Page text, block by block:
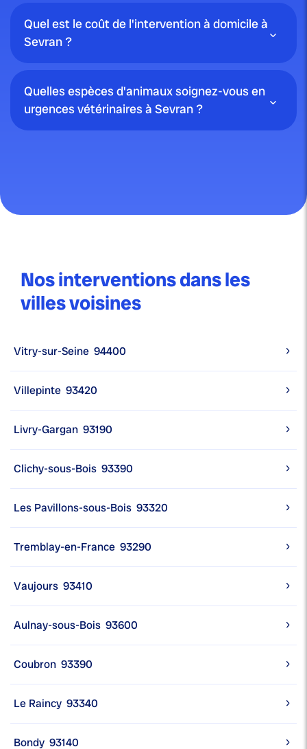
Quel est le coût de l'intervention à domicile à
Sevran ?
Quelles espèces d'animaux soignez-vous en
urgences vétérinaires à Sevran ?
Nos interventions dans les
villes voisines
Vitry-sur-Seine 94400
Villepinte 93420
Livry-Gargan 93190
Clichy-sous-Bois 93390
Les Pavillons-sous-Bois 93320
Tremblay-en-France 93290
Vaujours 93410
Aulnay-sous-Bois 93600
Coubron 93390
Le Raincy 93340
Bondy 93140